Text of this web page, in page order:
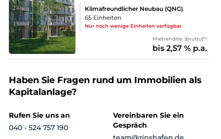
Klimafreundlicher Neubau (QNG)
65 Einheiten
Nur noch wenige Einheiten verfügbar
Mietrendite: (brutto)*¹
bis 2,57 % p.a.
Haben Sie Fragen rund um Immobilien als
Kapitalanlage?
Rufen Sie uns an
040 - 524 757 190
Vereinbaren Sie ein
Gespräch